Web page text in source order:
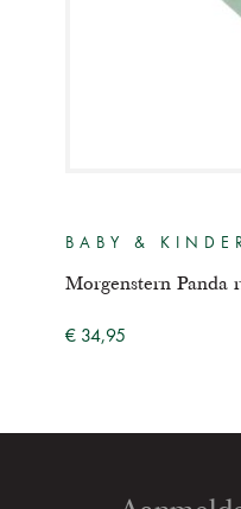
BABY &
Morgenstern Panda
€ 34,95